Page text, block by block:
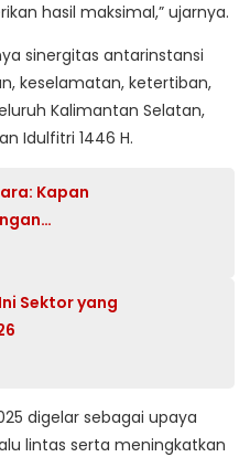
hasil maksimal,” ujarnya.
sinergitas antarinstansi
keselamatan, ketertiban,
Kalimantan Selatan,
Idulfitri 1446 H.
Kapan
Sektor yang
digelar sebagai upaya
lintas serta meningkatkan